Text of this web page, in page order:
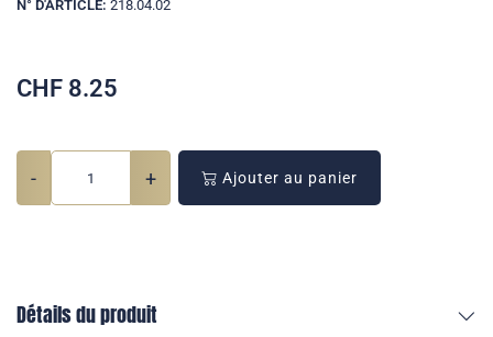
N° D'ARTICLE: 218.04.02
CHF 8.25
- + Ajouter au panier
Détails du produit